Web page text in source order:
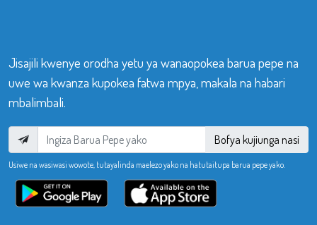
Jisajili kwenye orodha yetu ya wanaopokea barua pepe na
uwe wa kwanza kupokea fatwa mpya, makala na habari
mbalimbali.
Bofya kujiunga nasi
Usiwe na wasiwasi wowote, tutayalinda maelezo yako na hatutaitupa barua pepe yako.